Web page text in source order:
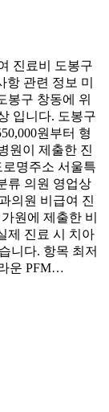
진료비 도봉구
관련 정보 미
봉구 창동에 위
입니다. 도봉구
원부터 형
원이 제출한 진
명주소 서울특
류 의원 영업상
의원 비급여 진
원에 제출한 비
제 진료 시 치아
니다. 항목 최저
운 PFM…